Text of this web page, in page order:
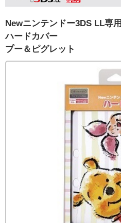
Newニンテンドー3DS LL専用
ハードカバー
プー＆ピグレット